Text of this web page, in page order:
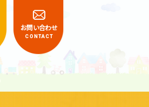
お問い合わせ
CONTACT